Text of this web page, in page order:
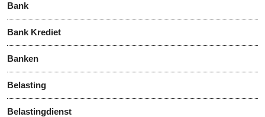
Bank
Bank Krediet
Banken
Belasting
Belastingdienst